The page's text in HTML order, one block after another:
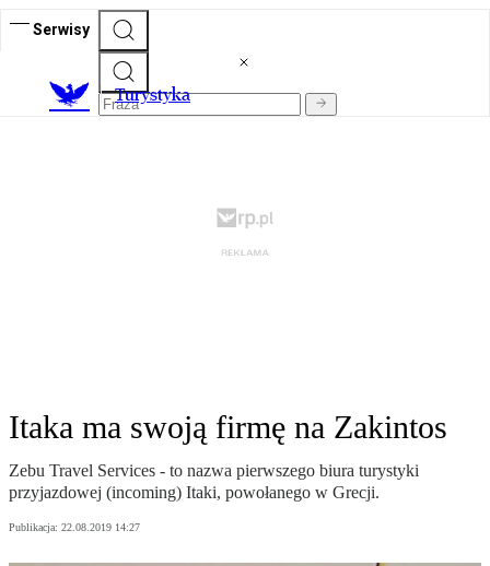
Serwisy
Turystyka
Itaka ma swoją firmę na Zakintos
Zebu Travel Services - to nazwa pierwszego biura turystyki
przyjazdowej (incoming) Itaki, powołanego w Grecji.
Publikacja: 22.08.2019 14:27